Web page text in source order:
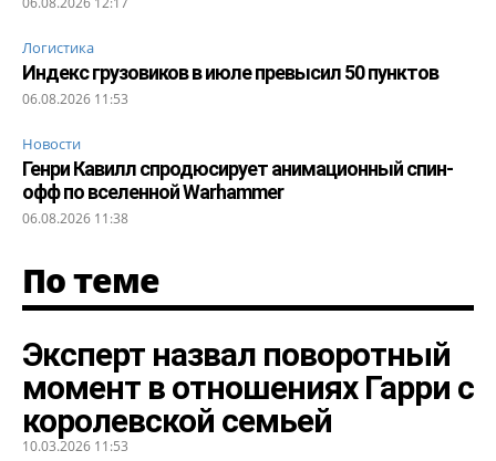
Логистика
Индекс грузовиков в июле превысил 50 пунктов
06.08.2026 11:53
Новости
Генри Кавилл спродюсирует анимационный спин-
офф по вселенной Warhammer
06.08.2026 11:38
По теме
Эксперт назвал поворотный
момент в отношениях Гарри с
королевской семьей
10.03.2026 11:53